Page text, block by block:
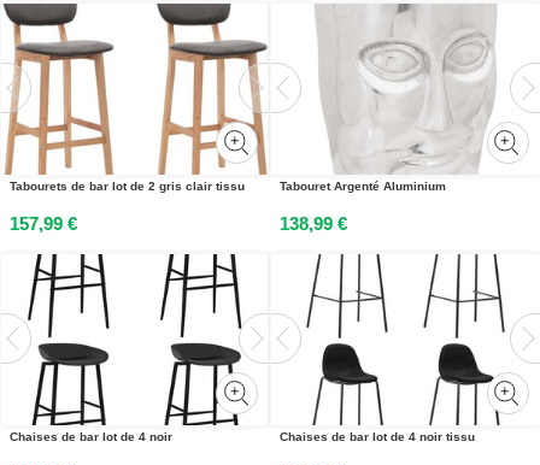
Tabourets de bar lot de 2 gris clair tissu
157,99 €
Tabouret Argenté Aluminium
138,99 €
Chaises de bar lot de 4 noir Chaises de bar lot de 4 noir tissu